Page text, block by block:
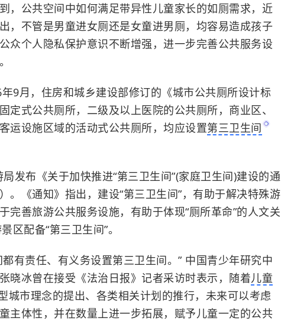
，公共空间中如何满足带异性儿童家长的如厕需求，近
，不管是男童进女厕还是女童进男厕，均容易造成孩子
众个人隐私保护意识不断增强，进一步完善公共服务设
9月，住房和城乡建设部修订的《城市公共厕所设计标
定式公共厕所，二级及以上医院的公共厕所，商业区、
运设施区域的活动式公共厕所，均应设置第三卫生间
发布《关于加快推进“第三卫生间”(家庭卫生间)建设的通
。《通知》指出，建设“第三卫生间”，有助于解决特殊游
完善旅游公共服务设施，有助于体现“厕所革命”的人文关
区配备“第三卫生间”。
有责任、有义务设置第三卫生间。” 中国青少年研究中
晓冰曾在接受《法治日报》记者采访时表示，随着儿童
城市理念的提出、各类相关计划的推行，未来可以考虑
主体性，并在数量上进一步拓展，赋予儿童一定的公共